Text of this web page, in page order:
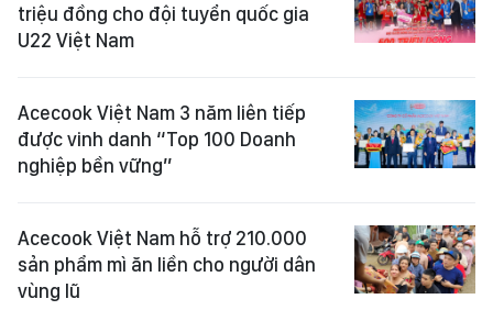
triệu đồng cho đội tuyển quốc gia
U22 Việt Nam
Acecook Việt Nam 3 năm liên tiếp
được vinh danh “Top 100 Doanh
nghiệp bền vững”
Acecook Việt Nam hỗ trợ 210.000
sản phẩm mì ăn liền cho người dân
vùng lũ